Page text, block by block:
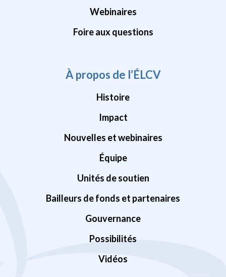
Webinaires
Foire aux questions
À propos de l’ÉLCV
Histoire
Impact
Nouvelles et webinaires
Équipe
Unités de soutien
Bailleurs de fonds et partenaires
Gouvernance
Possibilités
Vidéos